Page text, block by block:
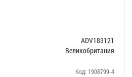
ADV183121
Великобритания
Код: 1908799-4